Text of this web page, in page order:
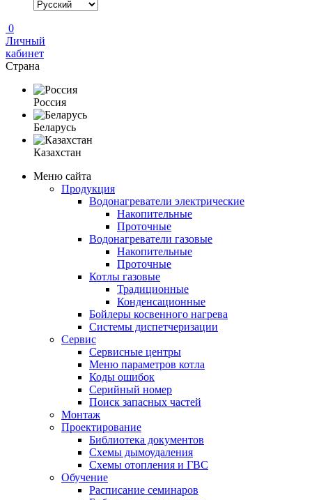
0
Личный
кабинет
Страна
Россия
Беларусь
Казахстан
Меню сайта
Продукция
Водонагреватели электрические
Накопительные
Проточные
Водонагреватели газовые
Накопительные
Проточные
Котлы газовые
Традиционные
Конденсационные
Бойлеры косвенного нагрева
Системы диспетчеризации
Сервис
Сервисные центры
Меню параметров котла
Коды ошибок
Серийный номер
Поиск запасных частей
Монтаж
Проектирование
Библиотека документов
Схемы дымоудаления
Схемы отопления и ГВС
Обучение
Расписание семинаров